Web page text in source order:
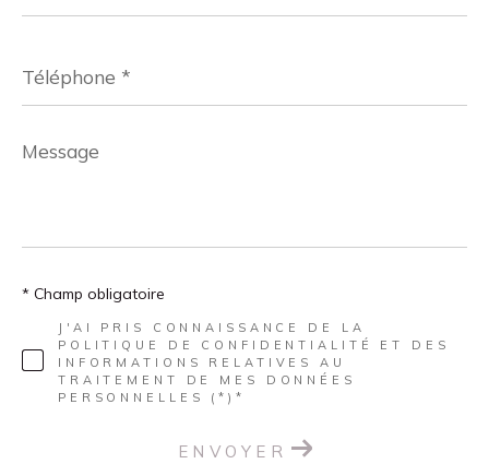
*
Message
*
J'AI PRIS CONNAISSANCE DE LA
POLITIQUE DE CONFIDENTIALITÉ ET DES
INFORMATIONS RELATIVES AU
TRAITEMENT DE MES DONNÉES
PERSONNELLES (*)*
* Champ obligatoire
ENVOYER